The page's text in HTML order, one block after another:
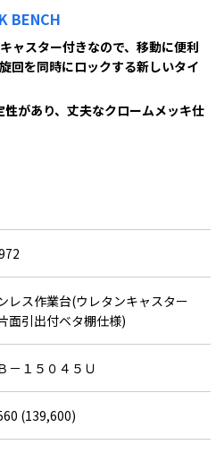
BENCH
ャスター付きなので、移動に便利
回を同時にロックする新しいタイ
があり、丈夫なクロームメッキ仕
レス作業台(ウレタンキャスター
面引出付ベタ棚仕様)
－１５０４５Ｕ
(139,600)